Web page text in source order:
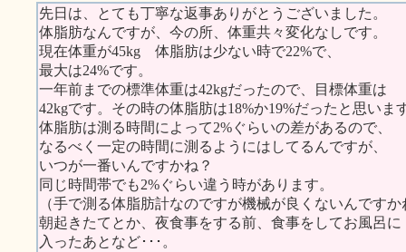
先日は、とても丁寧な返事ありがとうございました。
体脂肪なんですが、今の所、体重共々変化なしです。
現在体重が45kg 体脂肪は少ない時で22%で、
最大は24%です。
一年前までの標準体重は42kgだったので、目標体重は
42kgです。その時の体脂肪は18%か19%だったと思いま
体脂肪は測る時間によって2%ぐらいの差があるので、
なるべく一定の時間に測るようにはしてるんですが、
いつが一番いんですかね？
同じ時間帯でも2%ぐらい違う時があります。
（手で測る体脂肪計なのですが機械が良くないんですか
朝起きたてとか、夜食事をする前、食事をしてお風呂に
入ったあとなど･･･。